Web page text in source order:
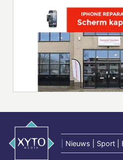
Nieuws | Sport |